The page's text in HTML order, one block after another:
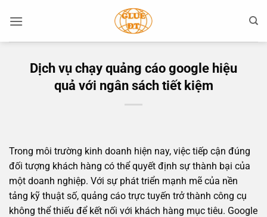
qua
Dịch vụ chạy quảng cáo google hiệu
quả với ngân sách tiết kiệm
Trong môi trường kinh doanh hiện nay, việc tiếp cận đúng
đối tượng khách hàng có thể quyết định sự thành bại của
một doanh nghiệp. Với sự phát triển mạnh mẽ của nền
tảng kỹ thuật số, quảng cáo trực tuyến trở thành công cụ
không thể thiếu để kết nối với khách hàng mục tiêu. Google